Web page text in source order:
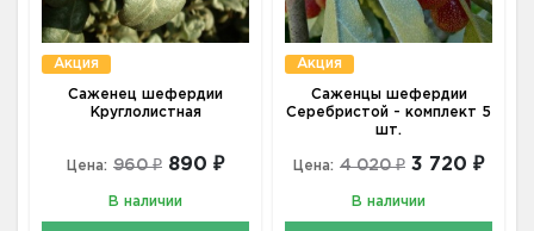
Акция
Саженец шефердии
Круглолистная
Цена: 960 ₽ 890 ₽
В наличии
Акция
Саженцы шефердии
Серебристой - комплект 5
шт.
Цена: 4 020 ₽ 3 720 ₽
В наличии